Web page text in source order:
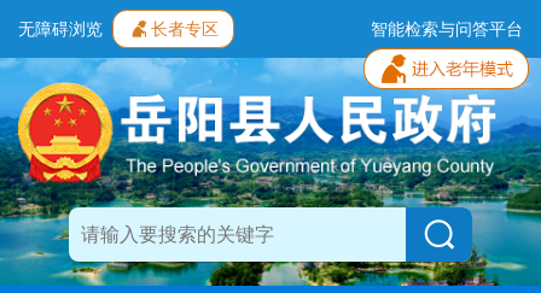
无障碍浏览 长者专区 智能检索与问答平台